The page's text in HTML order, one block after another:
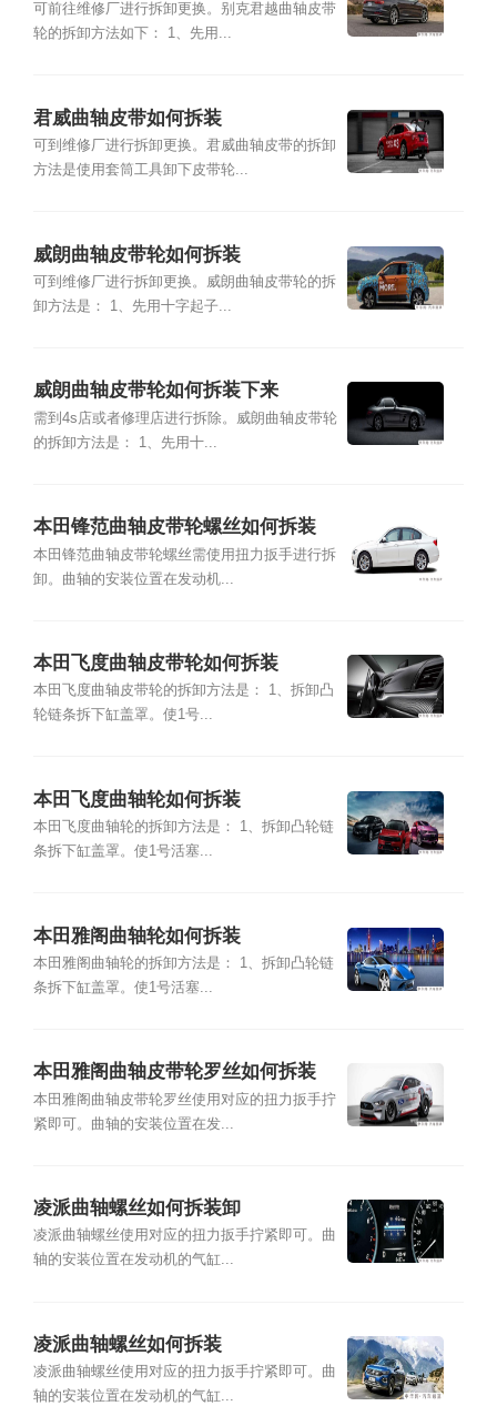
可前往维修厂进行拆卸更换。别克君越曲轴皮带
轮的拆卸方法如下： 1、先用...
君威曲轴皮带如何拆装
可到维修厂进行拆卸更换。君威曲轴皮带的拆卸
方法是使用套筒工具卸下皮带轮...
威朗曲轴皮带轮如何拆装
可到维修厂进行拆卸更换。威朗曲轴皮带轮的拆
卸方法是： 1、先用十字起子...
威朗曲轴皮带轮如何拆装下来
需到4s店或者修理店进行拆除。威朗曲轴皮带轮
的拆卸方法是： 1、先用十...
本田锋范曲轴皮带轮螺丝如何拆装
本田锋范曲轴皮带轮螺丝需使用扭力扳手进行拆
卸。曲轴的安装位置在发动机...
本田飞度曲轴皮带轮如何拆装
本田飞度曲轴皮带轮的拆卸方法是： 1、拆卸凸
轮链条拆下缸盖罩。使1号...
本田飞度曲轴轮如何拆装
本田飞度曲轴轮的拆卸方法是： 1、拆卸凸轮链
条拆下缸盖罩。使1号活塞...
本田雅阁曲轴轮如何拆装
本田雅阁曲轴轮的拆卸方法是： 1、拆卸凸轮链
条拆下缸盖罩。使1号活塞...
本田雅阁曲轴皮带轮罗丝如何拆装
本田雅阁曲轴皮带轮罗丝使用对应的扭力扳手拧
紧即可。曲轴的安装位置在发...
凌派曲轴螺丝如何拆装卸
凌派曲轴螺丝使用对应的扭力扳手拧紧即可。曲
轴的安装位置在发动机的气缸...
凌派曲轴螺丝如何拆装
凌派曲轴螺丝使用对应的扭力扳手拧紧即可。曲
轴的安装位置在发动机的气缸...